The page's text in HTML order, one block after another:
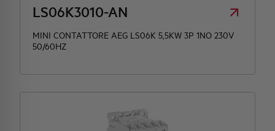
LS06K3010-AN
MINI CONTATTORE AEG LS06K 5,5KW 3P 1NO 230V
50/60HZ